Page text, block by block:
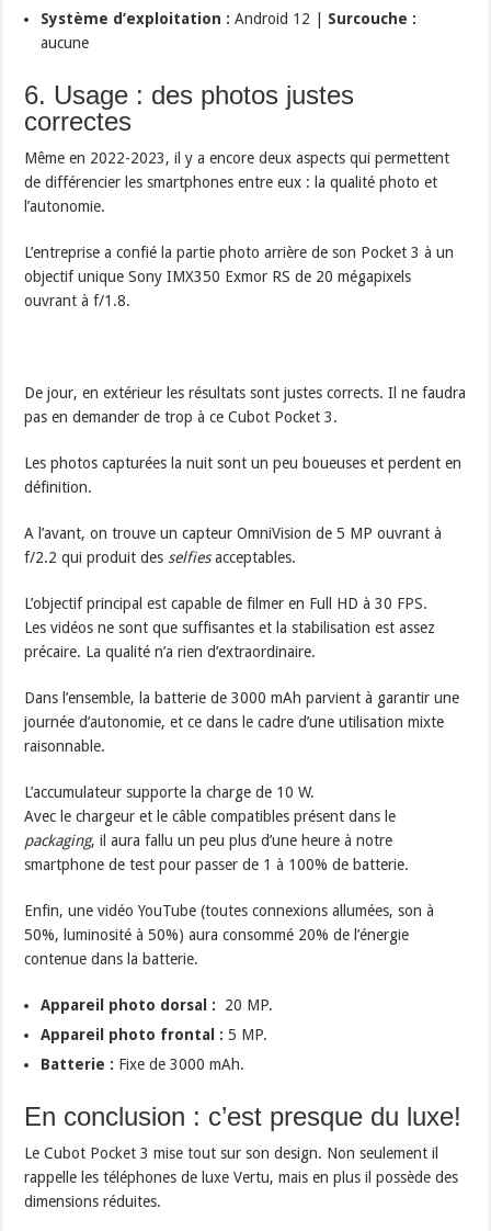
Système d’exploitation : Android 12 | Surcouche :
aucune
6. Usage : des photos justes
correctes
Même en 2022-2023, il y a encore deux aspects qui permettent
de différencier les smartphones entre eux : la qualité photo et
l’autonomie.
L’entreprise a confié la partie photo arrière de son Pocket 3 à un
objectif unique Sony IMX350 Exmor RS de 20 mégapixels
ouvrant à f/1.8.
De jour, en extérieur les résultats sont justes corrects. Il ne faudra
pas en demander de trop à ce Cubot Pocket 3.
Les photos capturées la nuit sont un peu boueuses et perdent en
définition.
A l’avant, on trouve un capteur OmniVision de 5 MP ouvrant à
f/2.2 qui produit des selfiesacceptables.
L’objectif principal est capable de filmer en Full HD à 30 FPS.
Les vidéos ne sont que suffisantes et la stabilisation est assez
précaire. La qualité n’a rien d’extraordinaire.
Dans l’ensemble, la batterie de 3000 mAh parvient à garantir une
journée d’autonomie, et ce dans le cadre d’une utilisation mixte
raisonnable.
L’accumulateur supporte la charge de 10 W.
Avec le chargeur et le câble compatibles présent dans le
packaging, il aura fallu un peu plus d’une heure à notre
smartphone de test pour passer de 1 à 100% de batterie.
Enfin, une vidéo YouTube (toutes connexions allumées, son à
50%, luminosité à 50%) aura consommé 20% de l’énergie
contenue dans la batterie.
Appareil photo dorsal : 20 MP.
Appareil photo frontal : 5 MP.
Batterie : Fixe de 3000 mAh.
En conclusion : c’est presque du luxe!
Le Cubot Pocket 3 mise tout sur son design. Non seulement il
rappelle les téléphones de luxe Vertu, mais en plus il possède des
dimensions réduites.